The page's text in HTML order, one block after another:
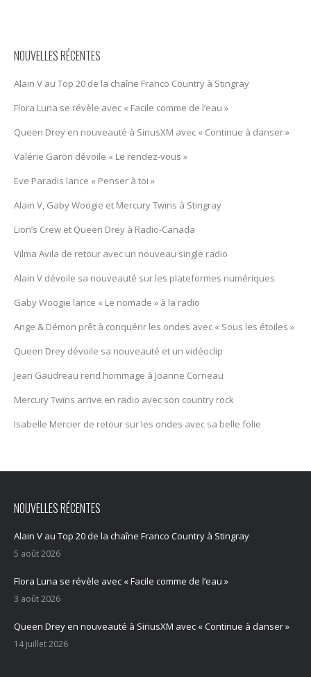
NOUVELLES RÉCENTES
Alain V au Top 20 de la chaîne Franco Country à Stingray
Flora Luna se révèle avec « Facile comme de l’eau »
Queen Drey en nouveauté à SiriusXM avec « Continue à danser »
Valérie Garon dévoile « Le rendez-vous »
Eve Paradis lance « Penser à toi »
Alain V, Gaby Woogie et Mercury Twïns à Stingray
Lion’s Crew et Queen Drey à Radio-Canada
Vilma Avila de retour avec un nouveau single radio
Alain V dévoile sa nouveauté sur les plateformes numériques
Gaby Woogie lance « Le nomade » à la radio
Ange & Démon prêt à conquérir les ondes avec « Sous les étoiles »
Queen Drey dévoile sa nouveauté et un vidéoclip
Jean Gaudreau rend hommage à Joanne Corneau
Mercury Twïns arrive en radio avec son country rock
Isabelle Mercier de retour sur les ondes avec sa belle folie
NOUVELLES RÉCENTES
Alain V au Top 20 de la chaîne Franco Country à Stingray
5 août 2026
Flora Luna se révèle avec « Facile comme de l’eau »
3 août 2026
Queen Drey en nouveauté à SiriusXM avec « Continue à danser »
14 juillet 2026